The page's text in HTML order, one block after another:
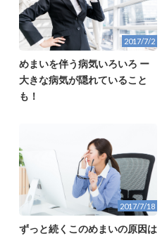
2017/7/2
めまいを伴う病気いろいろ ー
大きな病気が隠れていること
も！
2017/7/18
ずっと続くこのめまいの原因は